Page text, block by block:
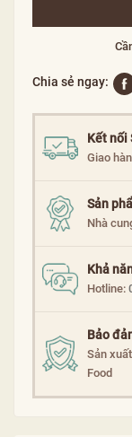
Chia sẻ ngay:
Kết nối
Giao
Sản
Nhà
Khả
Hotline:
Bảo
Sản
Food